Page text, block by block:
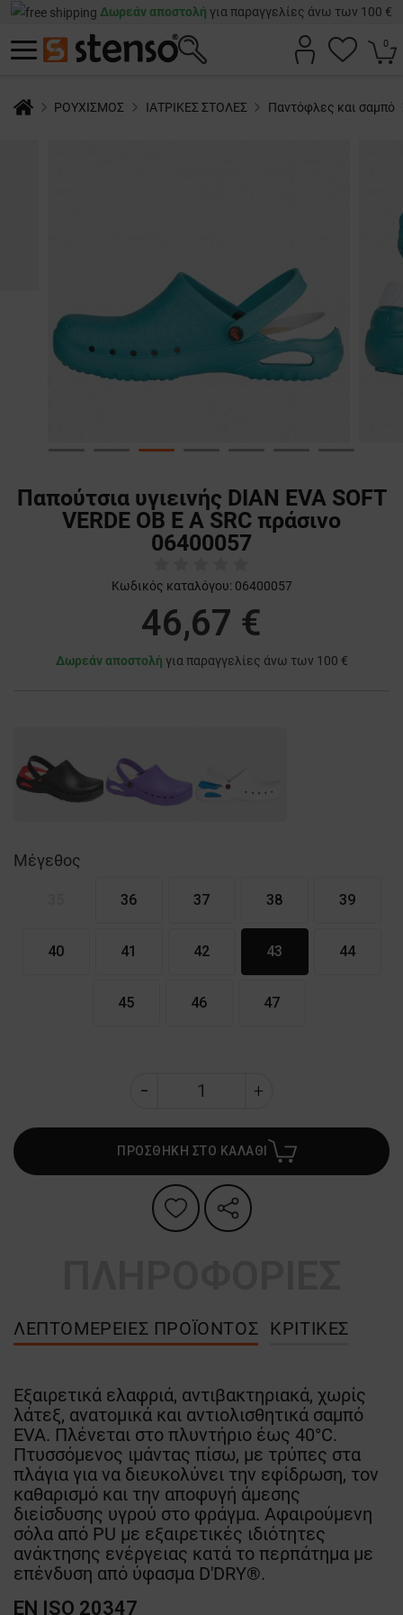
Δωρεάν αποστολή για παραγγελίες άνω των 100 €
0
ΡΟΥΧΙΣΜΟΣ ΙΑΤΡΙΚΕΣ ΣΤΟΛΕΣ Παντόφλες και σαμπό
Παπούτσια υγιεινής DIAN EVA SOFT
VERDE OB E A SRC πράσινο
06400057
Κωδικός καταλόγου: 06400057
46,67 €
Δωρεάν αποστολή για παραγγελίες άνω των 100 €
Μέγεθος
36 37 38 39
40 41 42 43 44
45 46 47
ΠΡΟΣΘΗΚΗ ΣΤΟ ΚΑΛΑΘΙ
ΛΕΠΤΟΜΈΡΕΙΕΣ ΠΡΟΪΌΝΤΟΣ ΚΡΙΤΙΚΈΣ
Εξαιρετικά ελαφριά, αντιβακτηριακά, χωρίς
λάτεξ, ανατομικά και αντιολισθητικά σαμπό
EVA. Πλένεται στο πλυντήριο έως 40°C.
Πτυσσόμενος ιμάντας πίσω, με τρύπες στα
πλάγια για να διευκολύνει την εφίδρωση, τον
καθαρισμό και την αποφυγή άμεσης
διείσδυσης υγρού στο φράγμα. Αφαιρούμενη
σόλα από PU με εξαιρετικές ιδιότητες
ανάκτησης ενέργειας κατά το περπάτημα με
επένδυση από ύφασμα D'DRY®.
EN ISO 20347